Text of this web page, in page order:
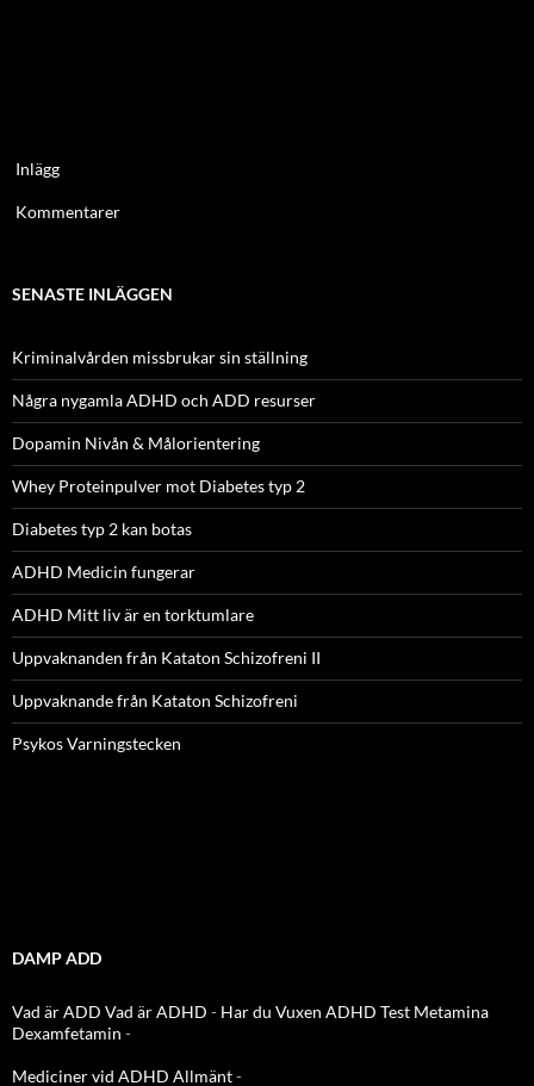
Inlägg
Kommentarer
SENASTE INLÄGGEN
Kriminalvården missbrukar sin ställning
Några nygamla ADHD och ADD resurser
Dopamin Nivån & Målorientering
Whey Proteinpulver mot Diabetes typ 2
Diabetes typ 2 kan botas
ADHD Medicin fungerar
ADHD Mitt liv är en torktumlare
Uppvaknanden från Kataton Schizofreni II
Uppvaknande från Kataton Schizofreni
Psykos Varningstecken
DAMP ADD
Vad är ADD Vad är ADHD - Har du Vuxen ADHD Test Metamina
Dexamfetamin -
Mediciner vid ADHD Allmänt-